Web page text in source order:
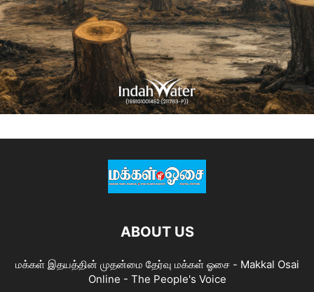
ABOUT US
மக்கள் இதயத்தின் முதன்மை தேர்வு மக்கள் ஓசை - Makkal Osai
Online - The People's Voice